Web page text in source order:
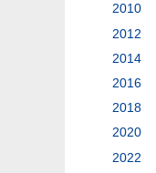
2010
2012
2014
2016
2018
2020
2022